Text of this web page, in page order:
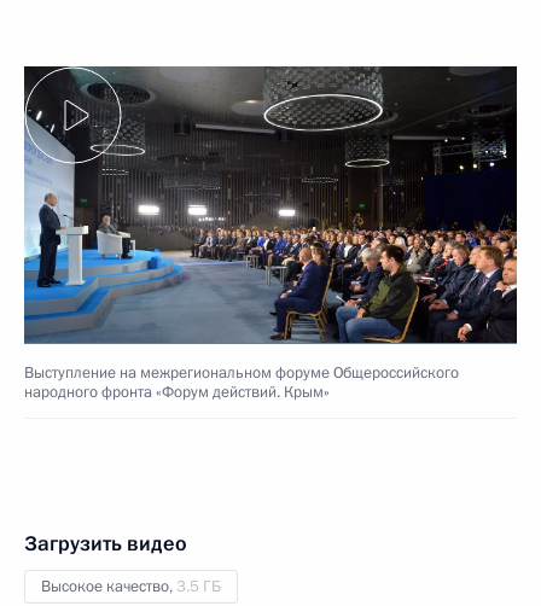
Выступление на межрегиональном форуме Общероссийского
народного фронта «Форум действий. Крым»
Загрузить видео
Высокое качество, 3.5 ГБ